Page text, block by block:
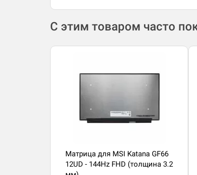
С этим товаром часто
Матрица для MSI Katana GF66
12UD - 144Hz FHD (толщина 3.2